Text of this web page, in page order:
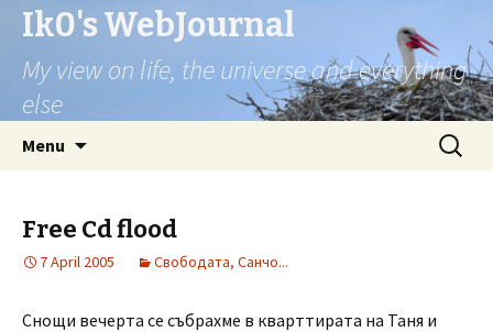
Ik0's WebJournal
My view on life, the universe and everything
else
Menu
Search
for:
Free Cd flood
7 April 2005 Свободата, Санчо...
Снощи вечерта се събрахме в кварттирата на Таня и